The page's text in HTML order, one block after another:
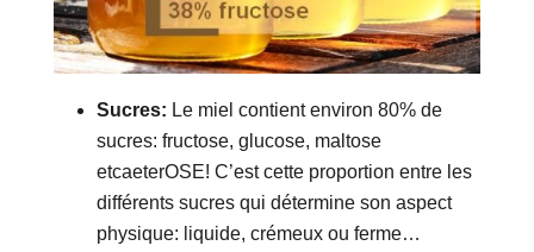
Sucres: Le miel contient environ 80% de
sucres: fructose, glucose, maltose
etcaeterOSE! C’est cette proportion entre les
différents sucres qui détermine son aspect
physique: liquide, crémeux ou ferme…